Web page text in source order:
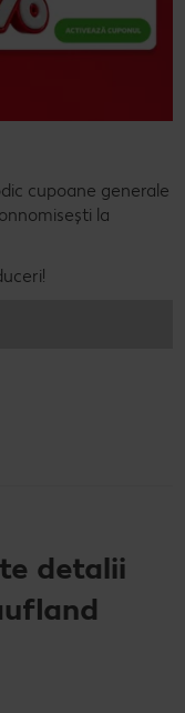
cupoane generale
la
detalii